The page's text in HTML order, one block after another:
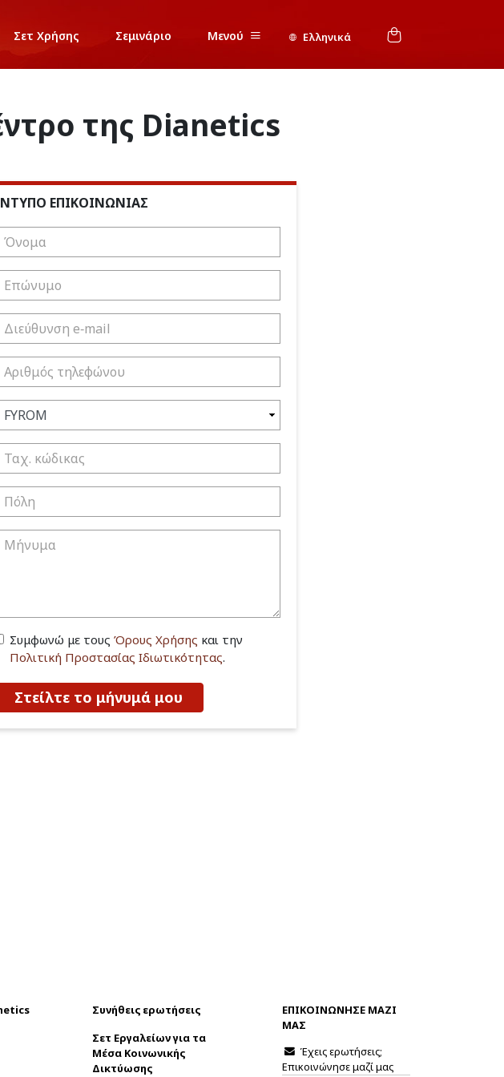
Σετ Χρήσης Σεμινάριο Μενού Ελληνικά
της Dianetics
ΕΠΙΚΟΙΝΩΝΙΑΣ
Συμφωνώ με τους Όρους Χρήσης και την
Πολιτική Προστασίας Ιδιωτικότητας.
Στείλτε το μήνυμά μου
Συνήθεις ερωτήσεις
Σετ Εργαλείων για τα
Μέσα Κοινωνικής
Δικτύωσης
ΕΠΙΚΟΙΝΩΝΗΣΕ ΜΑΖΙ
ΜΑΣ
Έχεις ερωτήσεις;
Επικοινώνησε μαζί μας